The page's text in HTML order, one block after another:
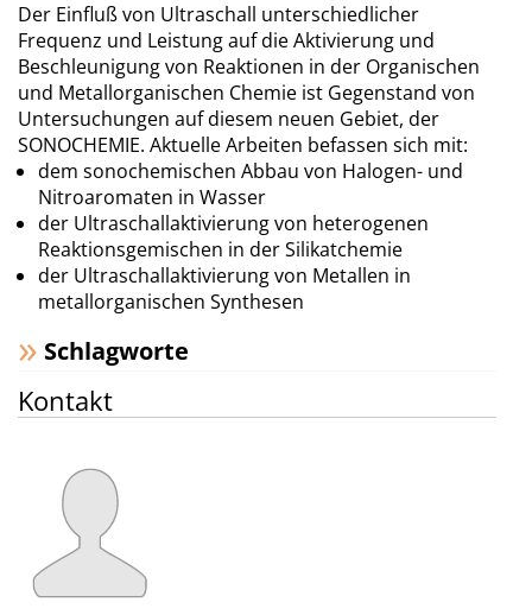
Der Einfluß von Ultraschall unterschiedlicher
Frequenz und Leistung auf die Aktivierung und
Beschleunigung von Reaktionen in der Organischen
und Metallorganischen Chemie ist Gegenstand von
Untersuchungen auf diesem neuen Gebiet, der
SONOCHEMIE. Aktuelle Arbeiten befassen sich mit:
dem sonochemischen Abbau von Halogen- und
Nitroaromaten in Wasser
der Ultraschallaktivierung von heterogenen
Reaktionsgemischen in der Silikatchemie
der Ultraschallaktivierung von Metallen in
metallorganischen Synthesen
Schlagworte
Kontakt